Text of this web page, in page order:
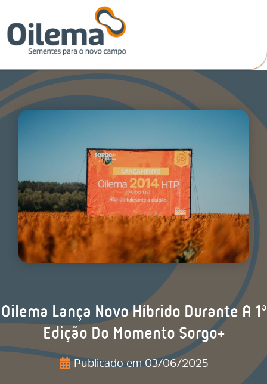
conteúdo
Oilema Lança Novo Híbrido Durante A 1ª
Edição Do Momento Sorgo+
Publicado em 03/06/2025